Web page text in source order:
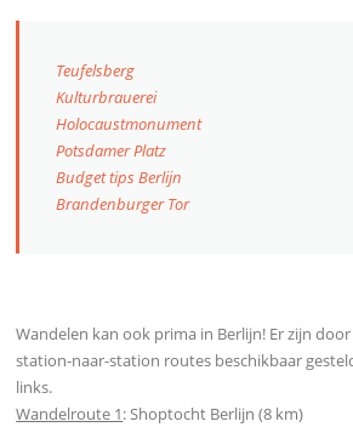
Teufelsberg
Kulturbrauerei
Holocaustmonument
Potsdamer Platz
Budget tips Berlijn
Brandenburger Tor
Wandelen kan ook prima in Berlijn! Er zijn
station-naar-station routes beschikbaar
links.
Wandelroute 1: Shoptocht Berlijn (8 km)